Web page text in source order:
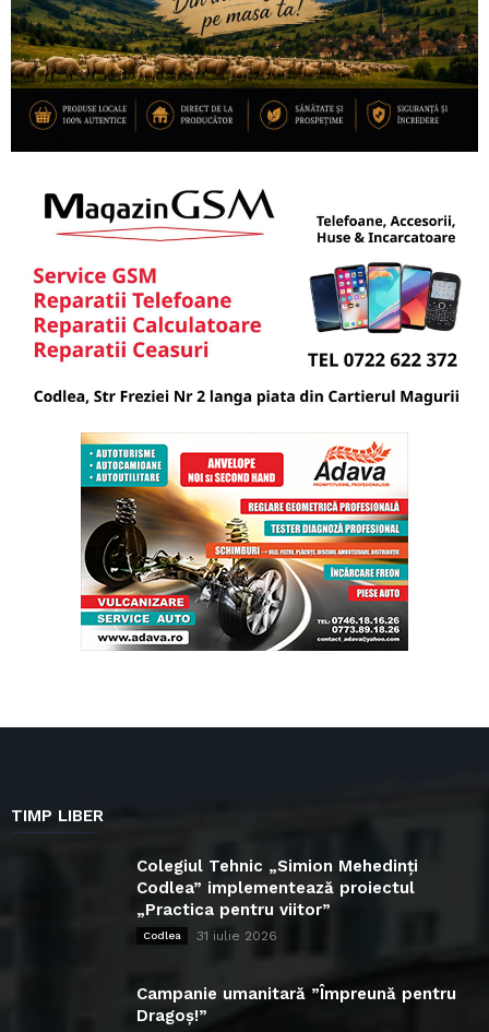
TIMP LIBER
Colegiul Tehnic „Simion Mehedinți
Codlea” implementează proiectul
„Practica pentru viitor”
Codlea 31 iulie 2026
Campanie umanitară ”Împreună pentru
Dragoș!”